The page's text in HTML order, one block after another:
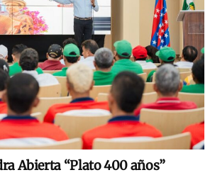
Abierta “Plato 400 años”